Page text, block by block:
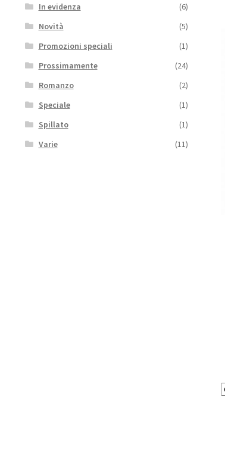
In evidenza
(6)
Novità
(5)
Promozioni speciali
(1)
Prossimamente
(24)
Romanzo
(2)
Speciale
(1)
Spillato
(1)
Varie
(11)